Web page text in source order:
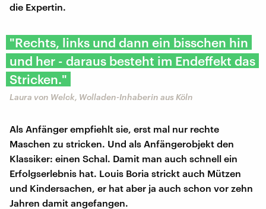
die Expertin.
"Rechts, links und dann ein bisschen hin
und her - daraus besteht im Endeffekt das
Stricken."
Laura von Welck, Wolladen-Inhaberin aus Köln
Als Anfänger empfiehlt sie, erst mal nur rechte
Maschen zu stricken. Und als Anfängerobjekt den
Klassiker: einen Schal. Damit man auch schnell ein
Erfolgserlebnis hat. Louis Boria strickt auch Mützen
und Kindersachen, er hat aber ja auch schon vor zehn
Jahren damit angefangen.